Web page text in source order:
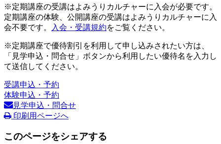
※定期講座の受講はよみうりカルチャーに入会が必要です。
定期講座の体験、公開講座の受講はよみうりカルチャーに入
会不要です。
入会・受講規約をご覧ください。
※定期講座で優待割引を利用して申し込みされたい方は、
「見学申込・問合せ」ボタンから利用したい優待名を入力し
て送信してください。
受講申込・予約
体験申込・予約
見学申込・問合せ
印刷用ページへ
このページをシェアする